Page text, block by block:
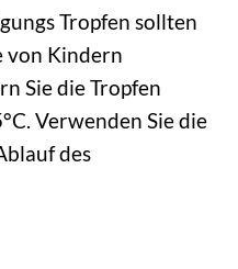
Tropfen sollten
von Kindern
Sie die Tropfen
Verwenden Sie die
des